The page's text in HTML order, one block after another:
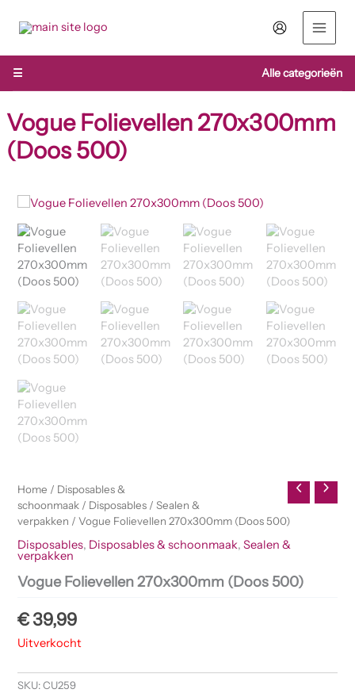
naar
inhoud
☰
Alle categorieën
Vogue Folievellen 270x300mm
(Doos 500)
Home / Disposables &
schoonmaak / Disposables /Sealen &
verpakken / Vogue Folievellen 270x300mm (Doos 500)
Disposables, Disposables & schoonmaak,Sealen &
verpakken
Vogue Folievellen 270x300mm (Doos 500)
€39,99
Uitverkocht
SKU:CU259